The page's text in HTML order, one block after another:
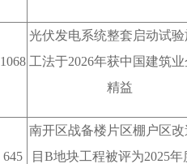
1068
光伏发电系统整套启动试验
工法于2026年获中国建筑业
精益
645
南开区战备楼片区棚户区改
目B地块工程被评为2025年